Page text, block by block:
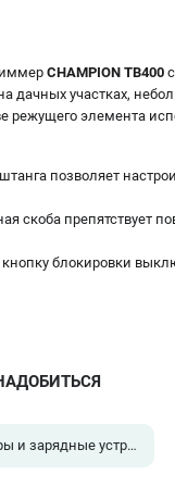
Аккумуляторы и зарядные устройства для садовой техники
CHAMPION TB400
дачных участках,
режущего элемента
позволяет
скоба препятствует
блокировки